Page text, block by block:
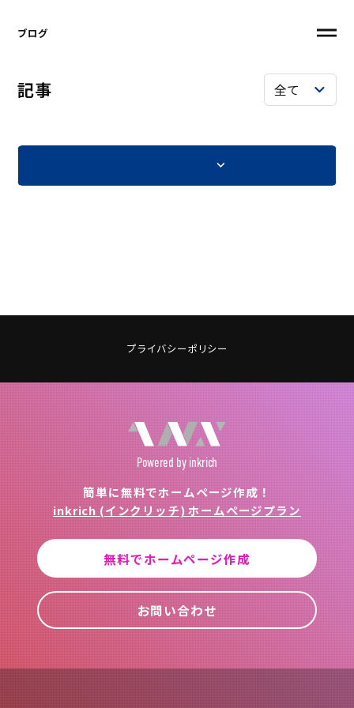
ブログ
記事
プライバシーポリシー
Powered by inkrich
簡単に無料でホームページ作成！
inkrich (インクリッチ) ホームページプラン
無料でホームページ作成
お問い合わせ